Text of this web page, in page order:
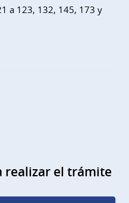
a 123, 132, 145, 173 y
realizar el trámite